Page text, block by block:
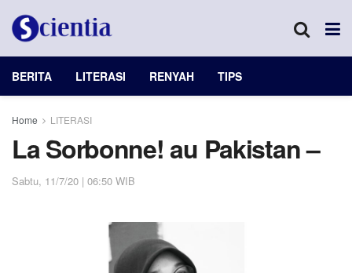
BERITA LITERASI RENYAH TIPS
Home LITERASI
La Sorbonne! au Pakistan –
Sabtu, 11/7/20 | 06:50 WIB